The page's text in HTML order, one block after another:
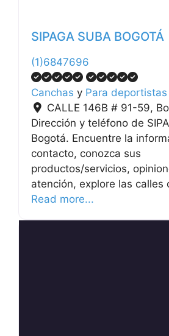
SIPAGA SUBA BOGOTÁ
(1)6847696
Canchas y Para deportistas
CALLE 146B # 91-59,
Dirección y teléfono de
Bogotá. Encuentre la
contacto, conozca sus
productos/servicios,
atención, explore las calles
Read more...